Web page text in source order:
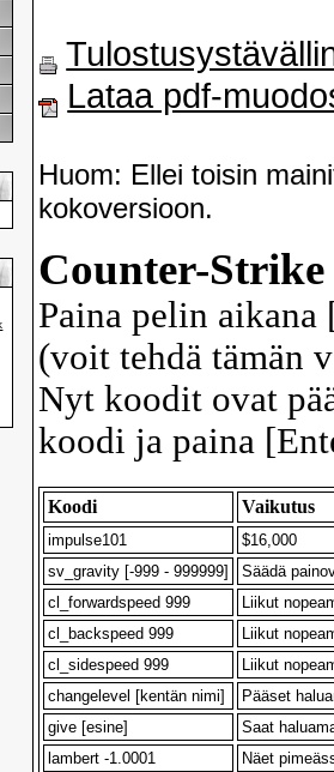
Lataa pdf-
Huom: Ellei toisin
kokoversioon.
Counter-Strike
Paina pelin
(voit tehdä tämän
Nyt koodit ovat
koodi ja paina
Koodi Vaikutus
impulse101
$16,000
sv_gravity [-999 - 999999]
Säädä
cl_forwardspeed 999
Liikut
cl_backspeed 999
Liikut
cl_sidespeed 999
Liikut
changelevel [kentän nimi]
Pääset
give [esine]
Saat
lambert -1.0001
Näet